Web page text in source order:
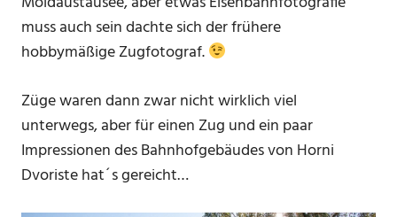
muss auch sein dachte sich der frühere
hobbymäßige Zugfotograf.
Züge waren dann zwar nicht wirklich viel
unterwegs, aber für einen Zug und ein paar
Impressionen des Bahnhofgebäudes von Horni
Dvoriste hat´s gereicht…